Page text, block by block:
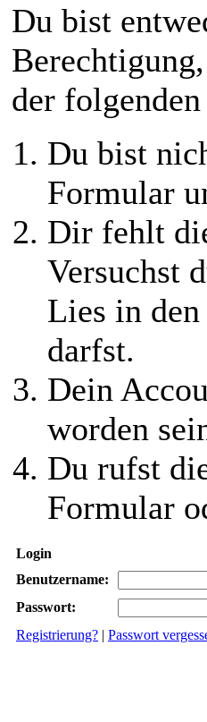
Du bist
der
Du bist
Formular
Dir fehlt
Versuchst
Lies in
darfst.
Dein
worden
Du rufst
Formular
Login
Benutzername:
Passwort:
Registrierung? | Passwort